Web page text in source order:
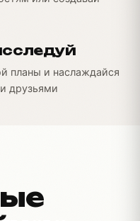
планы и наслаждайся
друзьями